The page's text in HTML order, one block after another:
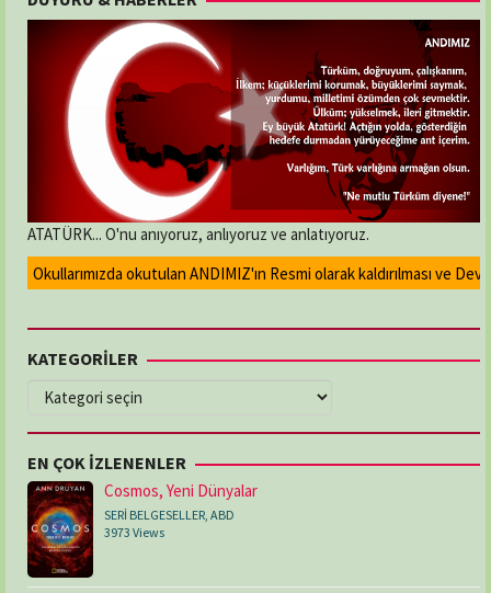
ATATÜRK... O'nu anıyoruz, anlıyoruz ve anlatıyoruz.
Okullarımızda okutulan ANDIMIZ'ın Resmi olarak kaldırılması ve
KATEGORİLER
KATEGORİLER
EN ÇOK İZLENENLER
Cosmos, Yeni Dünyalar
SERİ BELGESELLER ABD
3973 Views